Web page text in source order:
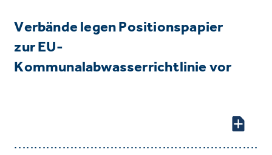
Verbände legen Positionspapier
zur EU-
Kommunalabwasserrichtlinie vor